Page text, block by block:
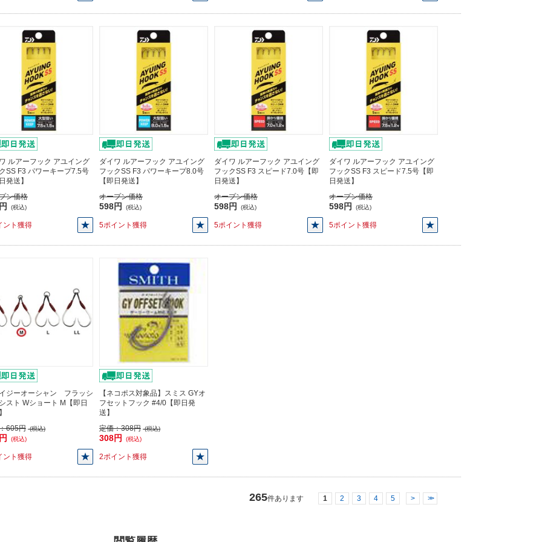
ルアーフック アユイング
SS F3 パワーキープ7.5号
発送】
ン価格
(税込)
ント獲得
ダイワ ルアーフック アユイング
フックSS F3 パワーキープ8.0号
【即日発送】
オープン価格
598円 (税込)
5ポイント獲得
ダイワ ルアーフック アユイング
フックSS F3 スピード7.0号【即
日発送】
オープン価格
598円 (税込)
5ポイント獲得
ダイワ ルアーフック アユイング
フックSS F3 スピード7.5号【即
日発送】
オープン価格
598円 (税込)
5ポイント獲得
ジーオーシャン フラッシ
スト Wショート M【即日
605円 (税込)
(税込)
ント獲得
【ネコポス対象品】スミス GYオ
フセットフック #4/0【即日発
送】
定価：308円 (税込)
308円 (税込)
2ポイント獲得
265件あります 1 2 3 4 5 > >>